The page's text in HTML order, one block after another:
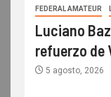
FEDERAL AMATEUR
Luciano
refuerzo de
5 agosto, 2026